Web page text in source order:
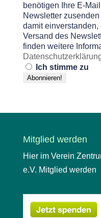
benötigen Ihre E-
Newsletter
damit
Versand des
finden weitere
Ich stimme zu
Mitglied werden
Hier im Verein
e.V. Mitglied werden